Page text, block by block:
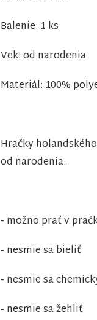
Balenie: 1 ks
Vek: od narodenia
Materiál: 100%
Hračky
od narodenia.
- možno prať v
- nesmie sa bieliť
- nesmie sa
- nesmie sa žehliť